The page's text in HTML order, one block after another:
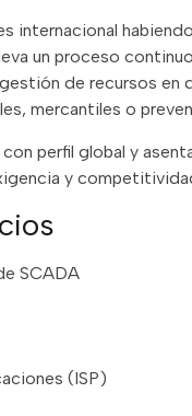
internacional
un proceso
de recursos
mercantiles o
perfil global y
y
SCADA
(ISP)